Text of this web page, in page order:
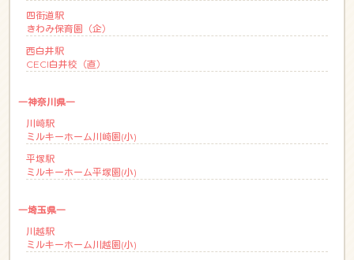
四街道駅
きわみ保育園（企）
西白井駅
CECI白井校（直）
―神奈川県―
川崎駅
ミルキーホーム川崎園(小)
平塚駅
ミルキーホーム平塚園(小)
―埼玉県―
川越駅
ミルキーホーム川越園(小)